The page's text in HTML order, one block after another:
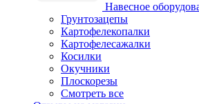
Навесное
Грунтозацепы
Картофелекопалки
Картофелесажалки
Косилки
Окучники
Плоскорезы
Смотреть все